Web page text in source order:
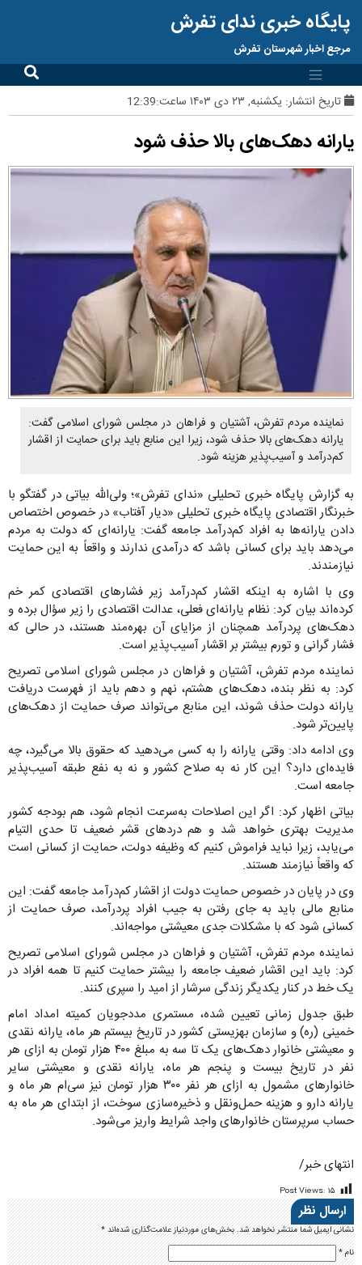
پایگاه خبری ندای تفرش
مرجع اخبار شهرستان تفرش
تاریخ انتشار: یکشنبه, ۲۳ دی ۱۴۰۳ ساعت:12:39
یارانه دهک‌های بالا حذف شود
نماینده مردم تفرش، آشتیان و فراهان در مجلس شورای اسلامی گفت:
یارانه دهک‌های بالا حذف شود، زیرا این منابع باید برای حمایت از اقشار
کم‌درآمد و آسیب‌پذیر هزینه شود.
به گزارش پایگاه خبری تحلیلی «ندای تفرش»؛ ولی‌الله بیاتی در گفتگو با
خبرنگار اقتصادی پایگاه خبری تحلیلی «دیار آفتاب» در خصوص اختصاص
دادن یارانه‌ها به افراد کم‌درآمد جامعه گفت: یارانه‌ای که دولت به مردم
می‌دهد باید برای کسانی باشد که درآمدی ندارند و واقعاً به این حمایت
نیازمندند.
وی با اشاره به اینکه اقشار کم‌درآمد زیر فشارهای اقتصادی کمر خم
کرده‌اند بیان کرد: نظام یارانه‌ای فعلی، عدالت اقتصادی را زیر سؤال برده و
دهک‌های پردرآمد همچنان از مزایای آن بهره‌مند هستند، در حالی که
فشار گرانی و تورم بیشتر بر اقشار آسیب‌پذیر است.
نماینده مردم تفرش، آشتیان و فراهان در مجلس شورای اسلامی تصریح
کرد: به نظر بنده، دهک‌های هشتم، نهم و دهم باید از فهرست دریافت
یارانه دولت حذف شوند، این منابع می‌تواند صرف حمایت از دهک‌های
پایین‌تر شود.
وی ادامه داد: وقتی یارانه را به کسی می‌دهید که حقوق بالا می‌گیرد، چه
فایده‌ای دارد؟ این کار نه به صلاح کشور و نه به نفع طبقه آسیب‌پذیر
جامعه است.
بیاتی اظهار کرد: اگر این اصلاحات به‌سرعت انجام شود، هم بودجه کشور
مدیریت بهتری خواهد شد و هم دردهای قشر ضعیف تا حدی التیام
می‌یابد، زیرا نباید فراموش کنیم که وظیفه دولت، حمایت از کسانی است
که واقعاً نیازمند هستند.
وی در پایان در خصوص حمایت دولت از اقشار کم‌درآمد جامعه گفت: این
منابع مالی باید به جای رفتن به جیب افراد پردرآمد، صرف حمایت از
کسانی شود که با مشکلات جدی معیشتی مواجه‌اند.
نماینده مردم تفرش، آشتیان و فراهان در مجلس شورای اسلامی تصریح
کرد: باید این اقشار ضعیف جامعه را بیشتر حمایت کنیم تا همه افراد در
یک خط در کنار یکدیگر زندگی سرشار از امید را سپری کنند.
طبق جدول زمانی تعیین شده،‌ مستمری مددجویان کمیته امداد امام
خمینی (ره) و سازمان بهزیستی کشور در تاریخ بیستم هر ماه، یارانه نقدی
و معیشتی خانوار دهک‌های یک تا سه به مبلغ ۴۰۰ هزار تومان به‌ ازای هر
نفر در تاریخ بیست و پنجم هر ماه، یارانه نقدی و معیشتی سایر
خانوارهای مشمول به‌ ازای هر نفر ۳۰۰ هزار تومان نیز سی‌ام هر ماه و
یارانه دارو و هزینه حمل‌ونقل و ذخیره‌سازی سوخت، از ابتدای هر ماه به
حساب سرپرستان خانوارهای واجد شرایط واریز می‌شود.
انتهای خبر/
Post Views: ۱۵
ارسال نظر
نشانی ایمیل شما منتشر نخواهد شد.بخش‌های موردنیاز علامت‌گذاری شده‌اند*
نام*